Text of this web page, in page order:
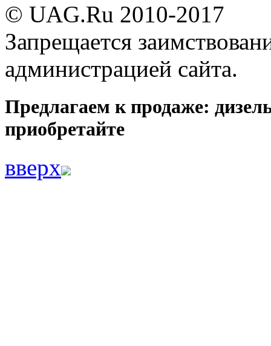
© UAG.Ru 2010-2017
Запрещается
администрацией сайта.
Предлагаем к продаже:
приобретайте
вверх